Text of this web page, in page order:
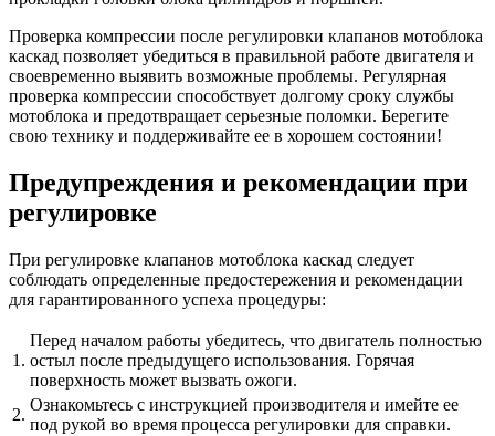
Проверка компрессии после регулировки клапанов мотоблока
каскад позволяет убедиться в правильной работе двигателя и
своевременно выявить возможные проблемы. Регулярная
проверка компрессии способствует долгому сроку службы
мотоблока и предотвращает серьезные поломки. Берегите
свою технику и поддерживайте ее в хорошем состоянии!
Предупреждения и рекомендации при
регулировке
При регулировке клапанов мотоблока каскад следует
соблюдать определенные предостережения и рекомендации
для гарантированного успеха процедуры:
1.
Перед началом работы убедитесь, что двигатель полностью
остыл после предыдущего использования. Горячая
поверхность может вызвать ожоги.
2.
Ознакомьтесь с инструкцией производителя и имейте ее
под рукой во время процесса регулировки для справки.